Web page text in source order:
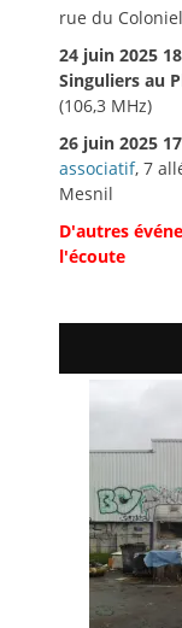
rue du
24 juin 2025
Singuliers au
(106,3 MHz)
26 juin 2025
associatif, 7
Mesnil
D'autres
l'écoute